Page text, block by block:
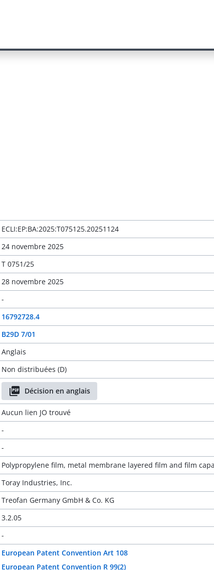
ECLI:EP:BA:2025:T075125.20251124
24 novembre 2025
T 0751/25
28 novembre 2025
-
16792728.4
B29D 7/01
Anglais
Non distribuées (D)
Décision en anglais
Aucun lien JO trouvé
-
-
Polypropylene film, metal membrane layered film and film
Toray Industries, Inc.
Treofan Germany GmbH & Co. KG
3.2.05
-
European Patent Convention Art 108
European Patent Convention R 99(2)